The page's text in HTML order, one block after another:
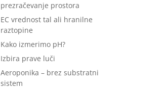
prezračevanje prostora
EC vrednost tal ali hranilne
raztopine
Kako izmerimo pH?
Izbira prave luči
Aeroponika – brez substratni
sistem